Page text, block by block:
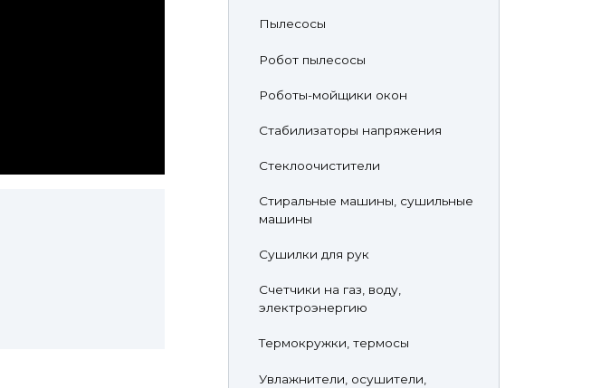
Пылесосы
Робот пылесосы
Роботы-мойщики окон
Стабилизаторы напряжения
Стеклоочистители
Стиральные машины, сушильные
машины
Сушилки для рук
Счетчики на газ, воду,
электроэнергию
Термокружки, термосы
Увлажнители, осушители,